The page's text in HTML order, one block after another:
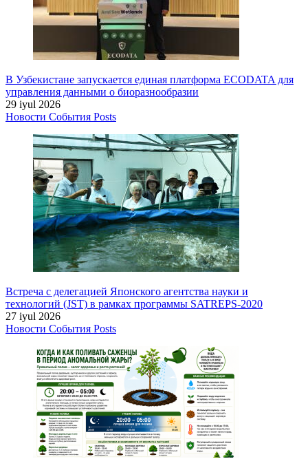
В Узбекистане запускается единая платформа ECODATA для
управления данными о биоразнообразии
29 iyul 2026
Новости События Posts
Встреча с делегацией Японского агентства науки и
технологий (JST) в рамках программы SATREPS-2020
27 iyul 2026
Новости События Posts